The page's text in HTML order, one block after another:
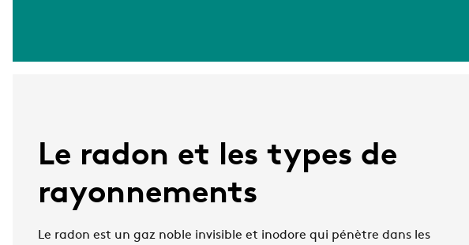
Le radon et les types de
rayonnements
Le radon est un gaz noble invisible et inodore qui pénètre dans les